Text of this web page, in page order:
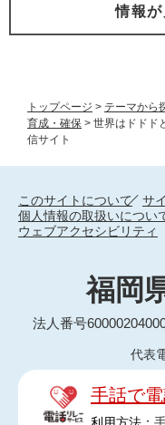
トップページ > テーマから
育成・確保 > 世界はドドド
信サイト
情報
このサイトについて
サ
個人情報の取扱いについ
ウェブアクセシビリティ
福岡
法人番号
代表
手話で